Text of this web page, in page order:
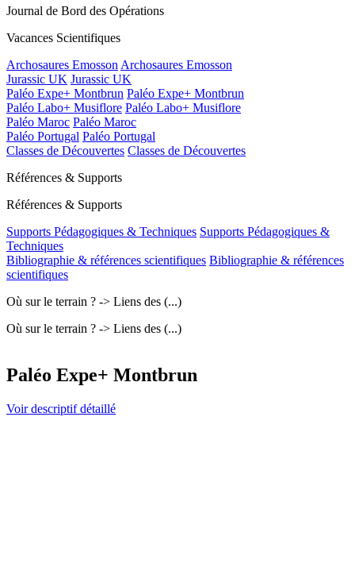
Journal de Bord des Opérations
Vacances Scientifiques
Archosaures Emosson Archosaures Emosson
Jurassic UK Jurassic UK
Paléo Expe+ Montbrun Paléo Expe+ Montbrun
Paléo Labo+ Musiflore Paléo Labo+ Musiflore
Paléo Maroc Paléo Maroc
Paléo Portugal Paléo Portugal
Classes de Découvertes Classes de Découvertes
Références & Supports
Références & Supports
Supports Pédagogiques & Techniques Supports Pédagogiques &
Techniques
Bibliographie & références scientifiques Bibliographie & références
scientifiques
Où sur le terrain ? -> Liens des (...)
Où sur le terrain ? -> Liens des (...)
Paléo Expe+ Montbrun
Voir descriptif détaillé